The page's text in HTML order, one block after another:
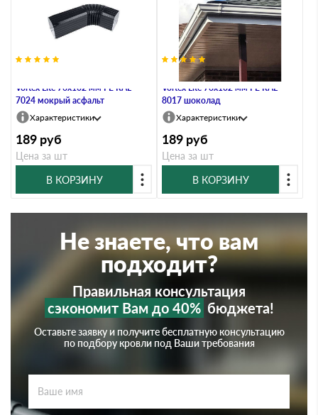
Vortex Lite 76х102 мм PE RAL
7024 мокрый асфальт
Характеристики
189 руб
Цена за шт
В КОРЗИНУ
Колено трубы гофр.бок. пр.
Vortex Lite 76х102 мм PE RAL
8017 шоколад
Характеристики
189 руб
Цена за шт
В КОРЗИНУ
Не знаете, что вам
подходит?
Правильная консультация
сэкономит Вам до 40% бюджета!
Оставьте заявку и получите бесплатную консультацию
по подбору кровли под Ваши требования